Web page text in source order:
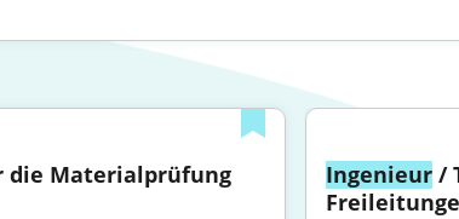
die Materialprüfung
Ingenieur /